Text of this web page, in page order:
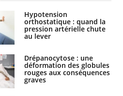
Hypotension
orthostatique : quand la
pression artérielle chute
au lever
Drépanocytose : une
déformation des globules
rouges aux conséquences
graves